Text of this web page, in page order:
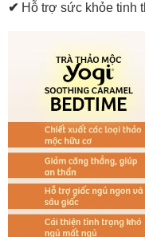
✔ Hỗ trợ sức khỏe tinh